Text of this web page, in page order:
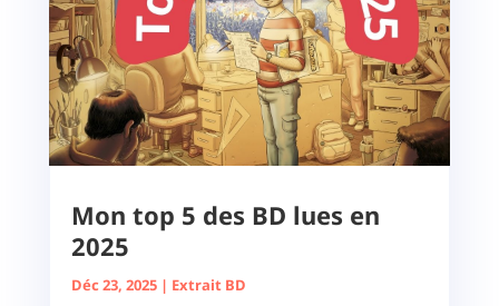
Mon top 5 des BD lues en
2025
Déc 23, 2025| Extrait BD